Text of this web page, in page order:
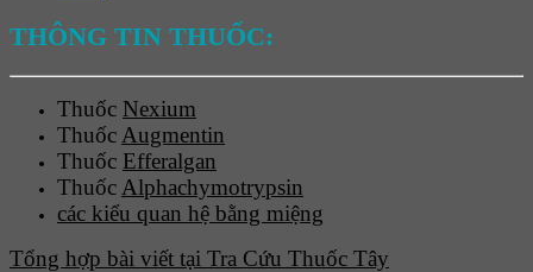
THÔNG TIN THUỐC:
Thuốc Nexium
Thuốc Augmentin
Thuốc Efferalgan
Thuốc Alphachymotrypsin
các kiểu quan hệ bằng miệng
Tổng hợp bài viết tại Tra Cứu Thuốc Tây